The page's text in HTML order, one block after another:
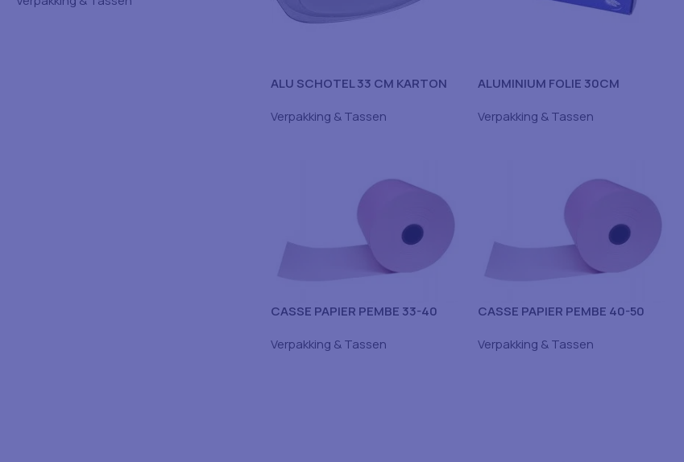
ALU SCHOTEL 33 CM KARTON
Verpakking & Tassen
ALUMINIUM FOLIE 30CM
Verpakking & Tassen
CASSE PAPIER PEMBE 33-40
Verpakking & Tassen
CASSE PAPIER PEMBE 40-50
Verpakking & Tassen